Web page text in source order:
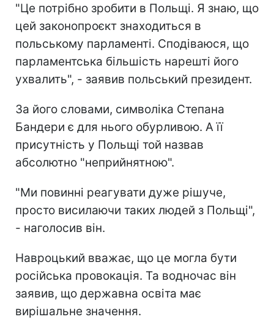
"Це потрібно зробити в Польщі. Я знаю, що
цей законопроєкт знаходиться в
польському парламенті. Сподіваюся, що
парламентська більшість нарешті його
ухвалить", - заявив польський президент.
За його словами, символіка Степана
Бандери є для нього обурливою. А її
присутність у Польщі той назвав
абсолютно "неприйнятною".
"Ми повинні реагувати дуже рішуче,
просто висилаючи таких людей з Польщі",
- наголосив він.
Навроцький вважає, що це могла бути
російська провокація. Та водночас він
заявив, що державна освіта має
вирішальне значення.